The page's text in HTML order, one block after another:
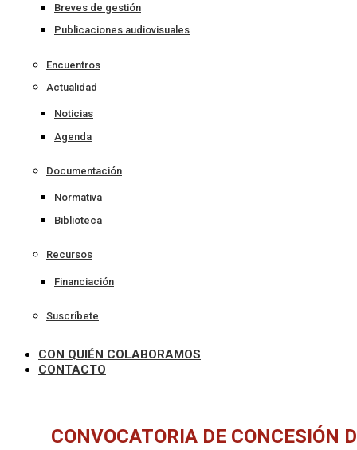
Breves de gestión
Publicaciones audiovisuales
Encuentros
Actualidad
Noticias
Agenda
Documentación
Normativa
Biblioteca
Recursos
Financiación
Suscríbete
CON QUIÉN COLABORAMOS
CONTACTO
CONVOCATORIA DE CONCESIÓN